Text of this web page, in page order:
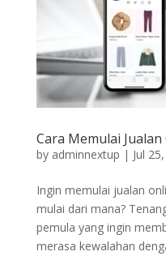
Cara Memulai
by adminnextup | Jul
Ingin memulai jualan
mulai dari mana?
pemula yang ingin
merasa kewalahan